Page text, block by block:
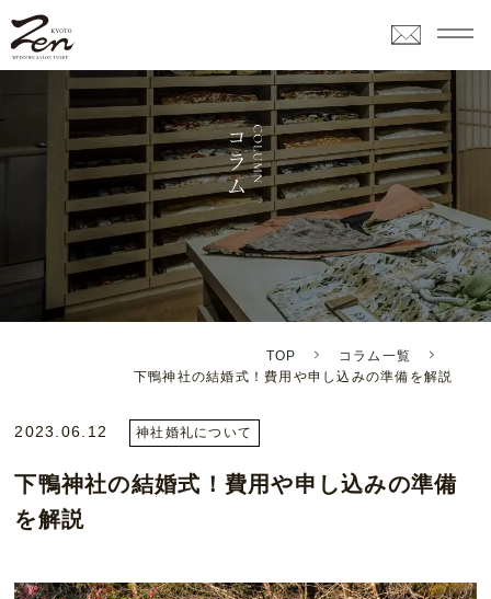
TOP
コラム一覧
下鴨神社の結婚式！費用や申し込みの準備を解説
2023.06.12 神社婚礼について
下鴨神社の結婚式！費用や申し込みの準備
を解説